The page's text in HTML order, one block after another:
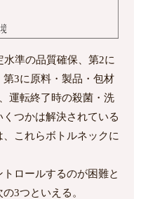
準の品質確保、第2に
3に原料・製品・包材
運転終了時の殺菌・洗
つかは解決されている
これらボトルネックに
ロールするのが困難と
3つといえる。